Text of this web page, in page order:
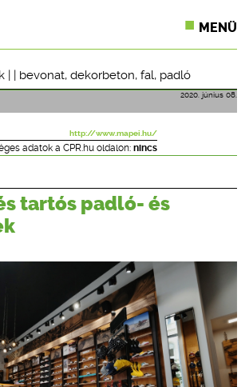
MENÜ
CPR TERMÉKKIÍRÁS
ONLINE KÉPZÉSEK
| | bevonat, dekorbeton, fal, padló
2020. június 08.
http://www.mapei.hu/
adatok a CPR.hu oldalon: nincs
tartós padló- és